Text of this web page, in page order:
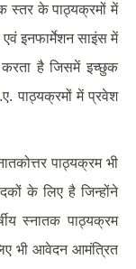
स्तर के पाठ्यक्रमों में
एवं इनफार्मेशन साइंस में
करता है जिसमें इच्छुक
पाठ्यक्रमों में प्रवेश
पाठ्यक्रम भी
के लिए है जिन्होंने
स्नातक पाठ्यक्रम
भी आवेदन आमंत्रित